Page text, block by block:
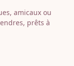
amicaux ou
prêts à